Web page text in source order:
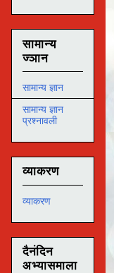
Tube
सामान्य
ज्ञान
सामान्य ज्ञान
सामान्य ज्ञान
प्रश्नावली
व्याकरण
व्याकरण
दैनंदिन
अभ्यासमाला